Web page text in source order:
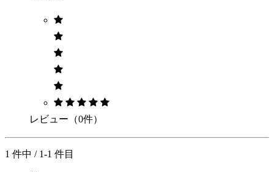
レビュー（0件）
1 件中 / 1-1 件目